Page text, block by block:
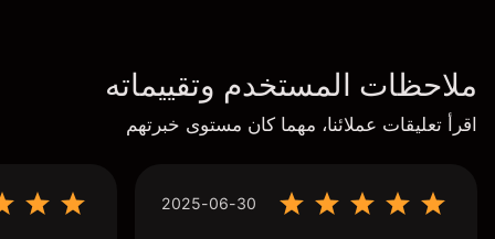
ملاحظات المستخدم وتقييماته
اقرأ تعليقات عملائنا، مهما كان مستوى خبرتهم
2025-06-30